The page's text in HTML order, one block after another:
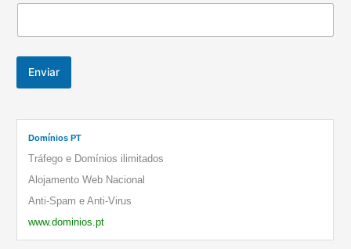
Enviar
Domínios PT
Tráfego e Domínios ilimitados
Alojamento Web Nacional
Anti-Spam e Anti-Virus
www.dominios.pt